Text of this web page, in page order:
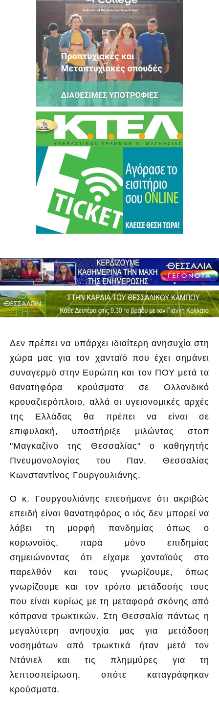
Δεν πρέπει να υπάρχει ιδιαίτερη ανησυχία στη
χώρα μας για τον χανταϊό που έχει σημάνει
συναγερμό στην Ευρώπη και τον ΠΟΥ μετά τα
θανατηφόρα κρούσματα σε Ολλανδικό
κρουαζιερόπλοιο, αλλά οι υγειονομικές αρχές
της Ελλάδας θα πρέπει να είναι σε
επιφυλακή, υποστήριξε μιλώντας στοπ
"Μαγκαζίνο της Θεσσαλίας" ο καθηγητής
Πνευμονολογίας του Παν. Θεσσαλίας
Κωνσταντίνος Γουργουλιάνης.
Ο κ. Γουργουλιάνης επεσήμανε ότι ακριβώς
επειδή είναι θανατηφόρος ο ιός δεν μπορεί να
λάβει τη μορφή πανδημίας όπως ο
κορωνοϊός, παρά μόνο επιδημίας
σημειώνοντας ότι είχαμε χανταϊούς στο
παρελθόν και τους γνωρίζουμε, όπως
γνωρίζουμε και τον τρόπο μετάδοσής τους
που είναι κυρίως με τη μεταφορά σκόνης από
κόπρανα τρωκτικών. Στη Θεσσαλία πάντως η
μεγαλύτερη ανησυχία μας για μετάδοση
νοσημάτων από τρωκτικά ήταν μετά τον
Ντάνιελ και τις πλημμύρες για τη
λεπτοσπείρωση, οπότε καταγράφηκαν
κρούσματα.